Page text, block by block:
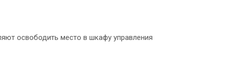
освободить место в шкафу управления